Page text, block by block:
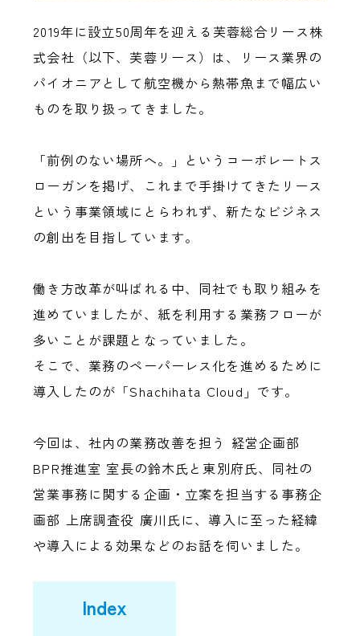
2019年に設立50周年を迎える芙蓉総合リース株
式会社（以下、芙蓉リース）は、リース業界の
パイオニアとして航空機から熱帯魚まで幅広い
ものを取り扱ってきました。
「前例のない場所へ。」というコーポレートス
ローガンを掲げ、これまで手掛けてきたリース
という事業領域にとらわれず、新たなビジネス
の創出を目指しています。
働き方改革が叫ばれる中、同社でも取り組みを
進めていましたが、紙を利用する業務フローが
多いことが課題となっていました。
そこで、業務のペーパーレス化を進めるために
導入したのが「Shachihata Cloud」です。
今回は、社内の業務改善を担う 経営企画部
BPR推進室 室長の鈴木氏と東別府氏、同社の
営業事務に関する企画・立案を担当する事務企
画部 上席調査役 廣川氏に、導入に至った経緯
や導入による効果などのお話を伺いました。
Index